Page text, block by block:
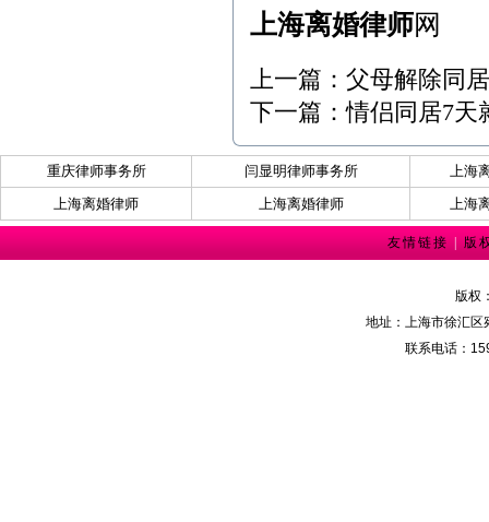
上海离婚律师网
上一篇： 父母解除同
下一篇：情侣同居7天
重庆律师事务所 闫显明律师事务所
上海
上海离婚律师
上海离婚律师 上海
友情链接 版
版权
地址：上海市徐汇区
联系电话：